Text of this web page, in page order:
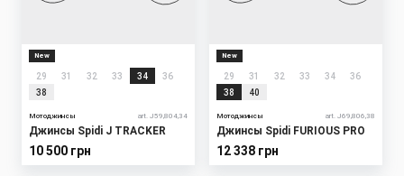
New
29 31 32 33 34
36
38
Мотоджинсы art. J59,804,34
Джинсы Spidi J TRACKER
10 500 грн
New
29 31 32 33 34
36
38
40
Мотоджинсы art. J69,806,38
Джинсы Spidi FURIOUS PRO
12 338 грн